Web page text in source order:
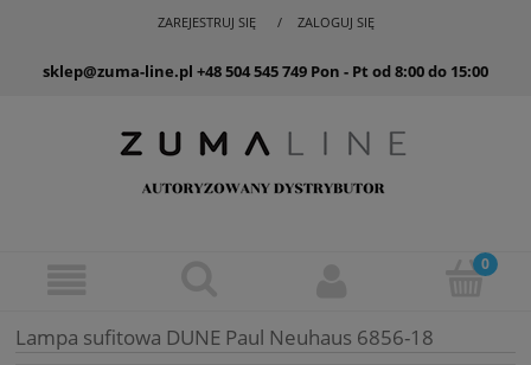
ZAREJESTRUJ SIĘ ZALOGUJ SIĘ
sklep@zuma-line.pl +48 504 545 749 Pon - Pt od 8:00 do 15:00
Lampa sufitowa DUNE Paul Neuhaus 6856-18